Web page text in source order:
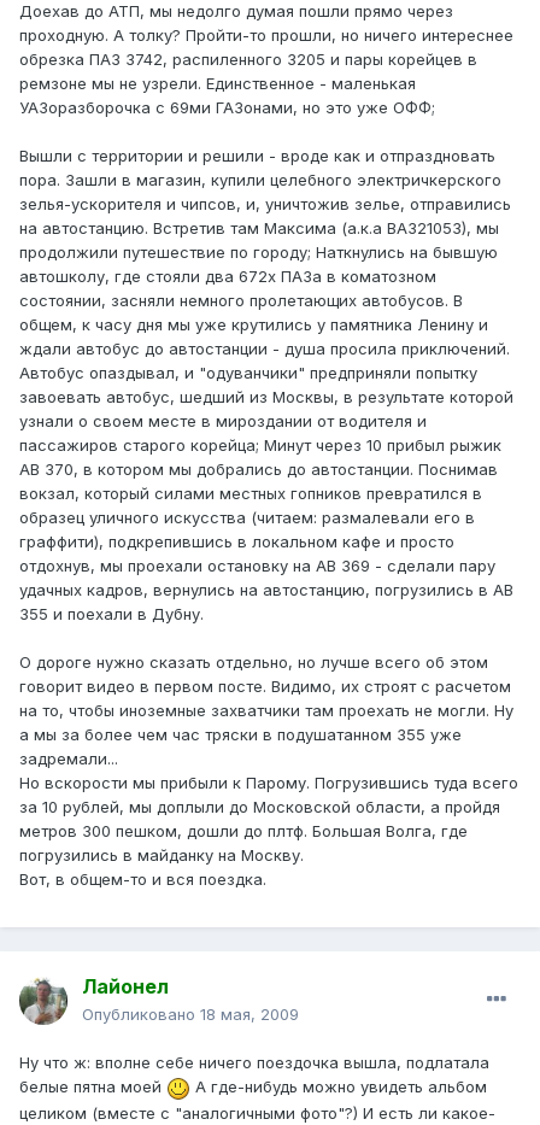
Доехав до АТП, мы недолго думая пошли прямо через
проходную. А толку? Пройти-то прошли, но ничего интереснее
обрезка ПАЗ 3742, распиленного 3205 и пары корейцев в
ремзоне мы не узрели. Единственное - маленькая
УАЗоразборочка с 69ми ГАЗонами, но это уже ОФФ;
Вышли с территории и решили - вроде как и отпраздновать
пора. Зашли в магазин, купили целебного электричкерского
зелья-ускорителя и чипсов, и, уничтожив зелье, отправились
на автостанцию. Встретив там Максима (а.к.а ВАЗ21053), мы
продолжили путешествие по городу; Наткнулись на бывшую
автошколу, где стояли два 672х ПАЗа в коматозном
состоянии, засняли немного пролетающих автобусов. В
общем, к часу дня мы уже крутились у памятника Ленину и
ждали автобус до автостанции - душа просила приключений.
Автобус опаздывал, и "одуванчики" предприняли попытку
завоевать автобус, шедший из Москвы, в результате которой
узнали о своем месте в мироздании от водителя и
пассажиров старого корейца; Минут через 10 прибыл рыжик
АВ 370, в котором мы добрались до автостанции. Поснимав
вокзал, который силами местных гопников превратился в
образец уличного искусства (читаем: размалевали его в
граффити), подкрепившись в локальном кафе и просто
отдохнув, мы проехали остановку на АВ 369 - сделали пару
удачных кадров, вернулись на автостанцию, погрузились в АВ
355 и поехали в Дубну.
О дороге нужно сказать отдельно, но лучше всего об этом
говорит видео в первом посте. Видимо, их строят с расчетом
на то, чтобы иноземные захватчики там проехать не могли. Ну
а мы за более чем час тряски в подушатанном 355 уже
задремали...
Но вскорости мы прибыли к Парому. Погрузившись туда всего
за 10 рублей, мы доплыли до Московской области, а пройдя
метров 300 пешком, дошли до плтф. Большая Волга, где
погрузились в майданку на Москву.
Вот, в общем-то и вся поездка.
Лайонел
Опубликовано 18 мая, 2009
Ну что ж: вполне себе ничего поездочка вышла, подлатала
белые пятна моей
А где-нибудь можно увидеть альбом
целиком (вместе с "аналогичными фото"?) И есть ли какое-